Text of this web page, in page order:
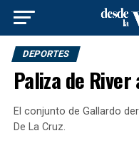
DEPORTES
Paliza de
El conjunto de Gallardo
De La Cruz.